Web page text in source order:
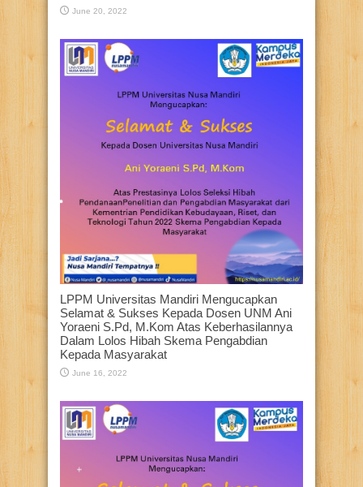
June 20, 2022
LPPM Universitas Mandiri Mengucapkan
Selamat & Sukses Kepada Dosen UNM Ani
Yoraeni S.Pd, M.Kom Atas Keberhasilannya
Dalam Lolos Hibah Skema Pengabdian
Kepada Masyarakat
June 16, 2022